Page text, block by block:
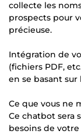
collecte les
prospects pour
précieuse.
Intégration de
(fichiers PDF,
en se basant
Ce que vous ne
Ce chatbot sera
besoins de